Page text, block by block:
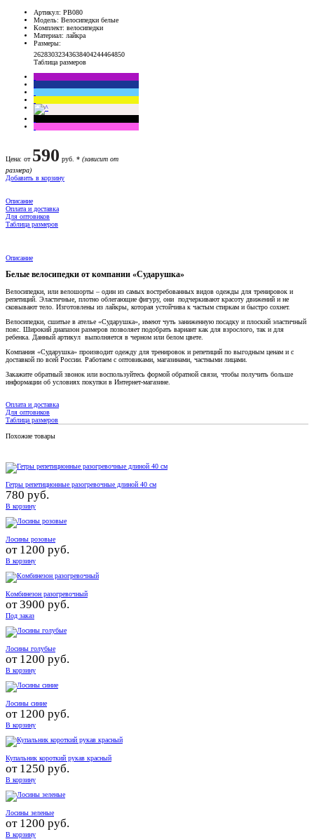
Артикул: РВ080
Модель: Велосипедки белые
Комплект: велосипедки
Материал: лайкра
Размеры:
26283032343638404244464850
Таблица размеров
Цена: от 590 руб. * (зависит от
размера)
Добавить в корзину
Описание
Оплата и доставка
Для оптовиков
Таблица размеров
Описание
Белые велосипедки от компании «Сударушка»
Велосипедки, или велошорты – один из самых востребованных видов одежды для тренировок и
репетиций. Эластичные, плотно облегающие фигуру, они подчеркивают красоту движений и не
сковывают тело. Изготовлены из лайкры, которая устойчива к частым стиркам и быстро сохнет.
Велосипедки, сшитые в ателье «Сударушка», имеют чуть заниженную посадку и плоский эластичный
пояс. Широкий диапазон размеров позволяет подобрать вариант как для взрослого, так и для
ребенка. Данный артикул выполняется в черном или белом цвете.
Компания «Сударушка» производит одежду для тренировок и репетиций по выгодным ценам и с
доставкой по всей России. Работаем с оптовиками, магазинами, частными лицами.
Закажите обратный звонок или воспользуйтесь формой обратной связи, чтобы получить больше
информации об условиях покупки в Интернет-магазине.
Оплата и доставка
Для оптовиков
Таблица размеров
Похожие товары
Гетры репетиционные разогревочные длиной 40 см
780 руб.
В корзину
Лосины розовые
от 1200 руб.
В корзину
Комбинезон разогревочный
от3900 руб.
Под заказ
Лосины голубые
от 1200 руб.
В корзину
Лосины синие
от 1200 руб.
В корзину
Купальник короткий рукав красный
от 1250 руб.
В корзину
Лосины зеленые
от 1200 руб.
В корзину